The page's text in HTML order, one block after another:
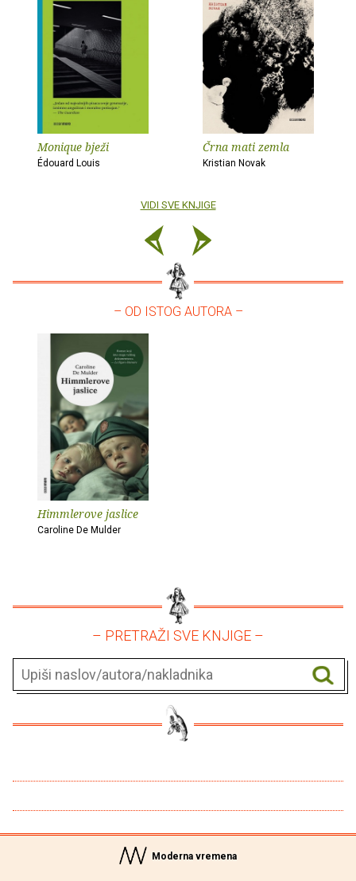
Monique bježi
Édouard Louis
Črna mati zemla
Kristian Novak
VIDI SVE KNJIGE
– OD ISTOG AUTORA –
Himmlerove jaslice
Caroline De Mulder
– PRETRAŽI SVE KNJIGE –
Moderna vremena